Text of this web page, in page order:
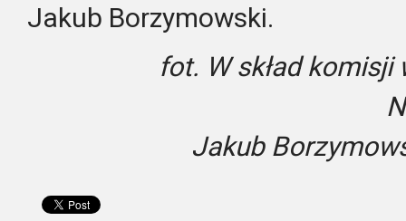
Jakub Borzymowski.
fot. W skład komisji
Jakub